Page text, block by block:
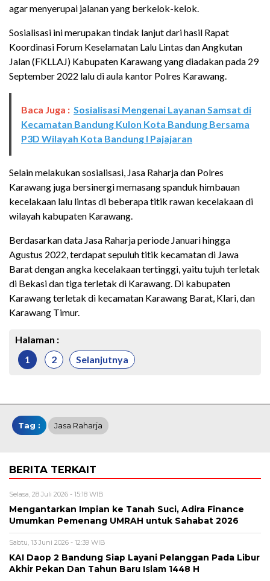
agar menyerupai jalanan yang berkelok-kelok.
Sosialisasi ini merupakan tindak lanjut dari hasil Rapat
Koordinasi Forum Keselamatan Lalu Lintas dan Angkutan
Jalan (FKLLAJ) Kabupaten Karawang yang diadakan pada 29
September 2022 lalu di aula kantor Polres Karawang.
Baca Juga : Sosialisasi Mengenai Layanan Samsat di
Kecamatan Bandung Kulon Kota Bandung Bersama
P3D Wilayah Kota Bandung I Pajajaran
Selain melakukan sosialisasi, Jasa Raharja dan Polres
Karawang juga bersinergi memasang spanduk himbauan
kecelakaan lalu lintas di beberapa titik rawan kecelakaan di
wilayah kabupaten Karawang.
Berdasarkan data Jasa Raharja periode Januari hingga
Agustus 2022, terdapat sepuluh titik kecamatan di Jawa
Barat dengan angka kecelakaan tertinggi, yaitu tujuh terletak
di Bekasi dan tiga terletak di Karawang. Di kabupaten
Karawang terletak di kecamatan Karawang Barat, Klari, dan
Karawang Timur.
Halaman :
1
2 Selanjutnya
Tag : Jasa Raharja
BERITA TERKAIT
Selasa, 28 Juli 2026 - 15:18 WIB
Mengantarkan Impian ke Tanah Suci, Adira Finance
Umumkan Pemenang UMRAH untuk Sahabat 2026
Sabtu, 13 Juni 2026 - 12:39 WIB
KAI Daop 2 Bandung Siap Layani Pelanggan Pada Libur
Akhir Pekan Dan Tahun Baru Islam 1448 H